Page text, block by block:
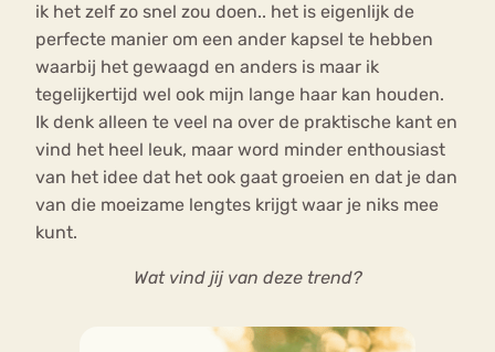
ik het zelf zo snel zou doen.. het is eigenlijk de
perfecte manier om een ander kapsel te hebben
waarbij het gewaagd en anders is maar ik
tegelijkertijd wel ook mijn lange haar kan houden.
Ik denk alleen te veel na over de praktische kant en
vind het heel leuk, maar word minder enthousiast
van het idee dat het ook gaat groeien en dat je dan
van die moeizame lengtes krijgt waar je niks mee
kunt.
Wat vind jij van deze trend?